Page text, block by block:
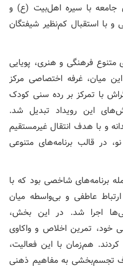
جامعه با سیره اهل‌بیت (ع) و
با استقبال کم‌نظیر شیفتگان
متنوع فرهنگی و هنری، پویایی
میان، غرفه اختصاصی مرکز
با تمرکز بر رده سنی کودک
این رویداد تبدیل شد.
و با هدف انتقال غیرمستقیم
در قالب برنامه‌های متنوعی
برنامه‌های شاخصی بود که با
عاطفی و بی‌واسطه میان
اجرا شد. در این بخش،
خود، تمرین اخلاص و واکاوی
هم‌زمان با این فعالیت،
تجسم‌بخشی به مفاهیم ذهنی